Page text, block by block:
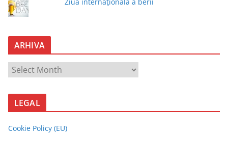
Ziua internaţională a berii
ARHIVA
H
A
LEGAL
Cookie Policy (EU)